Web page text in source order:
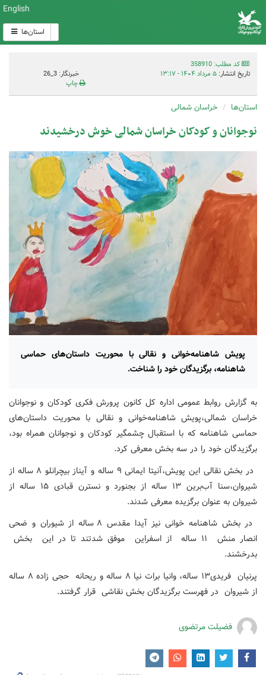
English
استان‌ها
کد مطلب: 358910
تاریخ انتشار: ۵ مرداد ۱۴۰۴ - ۱۳:۱۷
خبرنگار: 3_26
چاپ
استان‌ها خراسان شمالی
نوجوانان و کودکان خراسان شمالی خوش درخشیدند
پویش شاهنامه‌خوانی و نقالی با محوریت داستان‌های حماسی
شاهنامه، برگزیدگان خود را شناخت.
به گزارش روابط عمومی اداره کل کانون پرورش فکری کودکان و نوجوانان
خراسان شمالی،پویش شاهنامه‌خوانی و نقالی با محوریت داستان‌های
حماسی شاهنامه که با استقبال چشمگیر کودکان و نوجوانان همراه بود،
برگزیدگان خود را در سه بخش معرفی کرد.
در بخش نقالی این پویش،آنیتا ایمانی ۹ ساله و آیناز بیچرانلو ۸ ساله از
شیروان،سنا آب‌برین ۱۳ ساله از بجنورد و نسترن قبادی ۱۵ ساله از
شیروان به عنوان برگزیده معرفی شدند.
در بخش شاهنامه خوانی نیز آیدا مقدس ۸ ساله از شیوران و ضحی
انصار منش ۱۱ ساله از اسفراین موفق شدتند تا در این بخش
بدرخشند.
پرنیان فریدی۱۳ ساله، وانیا برات نیا ۸ ساله و ریحانه حجی زاده ۸ ساله
از شیروان در فهرست برگزیدگان بخش نقاشی قرار گرفتند.
فضیلت مرتضوی